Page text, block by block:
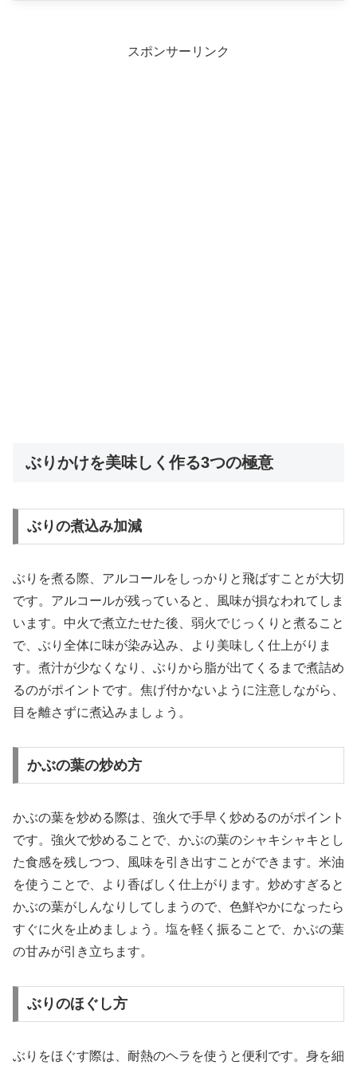
スポンサーリンク
ぶりかけを美味しく作る3つの極意
ぶりの煮込み加減
ぶりを煮る際、アルコールをしっかりと飛ばすことが大切
です。アルコールが残っていると、風味が損なわれてしま
います。中火で煮立たせた後、弱火でじっくりと煮ること
で、ぶり全体に味が染み込み、より美味しく仕上がりま
す。煮汁が少なくなり、ぶりから脂が出てくるまで煮詰め
るのがポイントです。焦げ付かないように注意しながら、
目を離さずに煮込みましょう。
かぶの葉の炒め方
かぶの葉を炒める際は、強火で手早く炒めるのがポイント
です。強火で炒めることで、かぶの葉のシャキシャキとし
た食感を残しつつ、風味を引き出すことができます。米油
を使うことで、より香ばしく仕上がります。炒めすぎると
かぶの葉がしんなりしてしまうので、色鮮やかになったら
すぐに火を止めましょう。塩を軽く振ることで、かぶの葉
の甘みが引き立ちます。
ぶりのほぐし方
ぶりをほぐす際は、耐熱のヘラを使うと便利です。身を細